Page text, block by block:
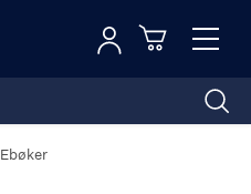
Toggle
Logg inn
Ebøker